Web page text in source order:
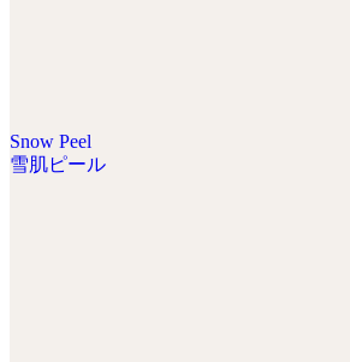
Snow Peel
雪肌ピール